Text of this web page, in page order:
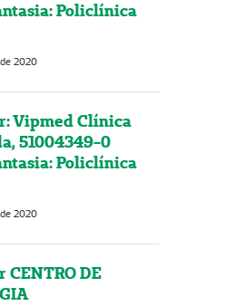
Policlínica
2020
Vipmed Clínica
51004349-0
Policlínica
2020
CENTRO DE